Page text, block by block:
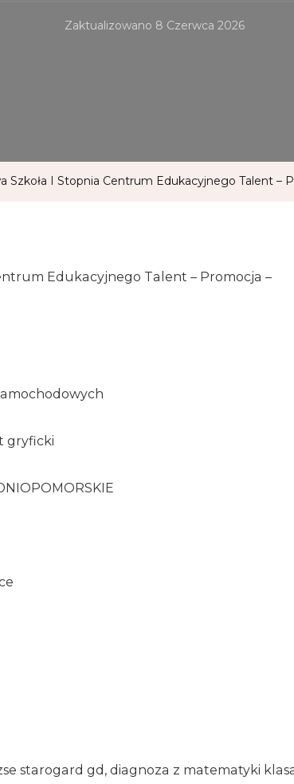
Zaktualizowano 8 Czerwca 2026
Szkoła I Stopnia Centrum Edukacyjnego Talent –
Edukacyjnego Talent – Promocja –
gryficki
starogard gd, diagnoza z matematyki